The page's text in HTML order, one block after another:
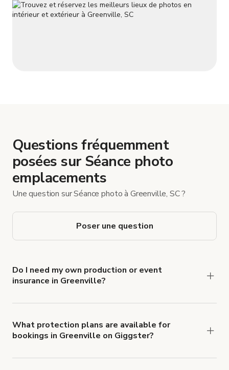
Questions fréquemment
posées sur Séance photo
emplacements
Une question sur Séance photo à Greenville, SC ?
Poser une question
Do I need my own production or event
insurance in Greenville?
insurance with liability coverage of no less than
$1,000,000.
What protection plans are available for
bookings in Greenville on Giggster?